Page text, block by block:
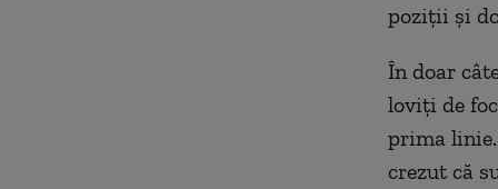
poziții și
În doar
loviți de
prima linie.
crezut că